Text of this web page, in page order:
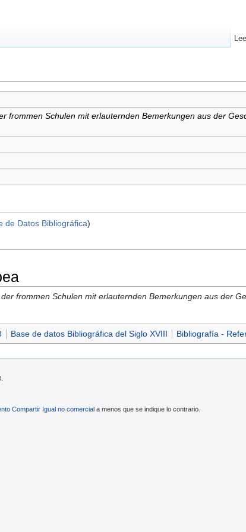
frommen Schulen mit erlauternden Bemerkungen aus der
de Datos Bibliográfica)
frommen Schulen mit erlauternden Bemerkungen aus der
Base de datos Bibliográfica del Siglo XVIII Bibliografía -
Compartir Igual no comercial a menos que se indique lo contrario.